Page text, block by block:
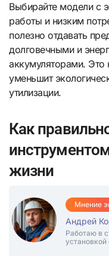
Выбирайте модели с
работы и низким
полезно отдавать
долговечными и
аккумуляторами. Это
уменьшит
утилизации.
Как
жизни
Мнение
Андрей
Работаю в
установкой